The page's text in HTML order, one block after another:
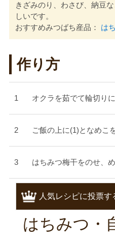
きざみのり、わさび、納豆
しいです。
おすすめみつばち産品： は
作り方
オクラを茹でて輪切り
ご飯の上に(1)となめこ
はちみつ梅干をのせ、
人気レシピに投票す
はちみつ・